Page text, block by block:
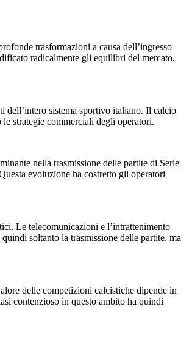
trasformazioni a causa dell’ingresso
radicalmente gli equilibri del mercato,
dell’intero sistema sportivo italiano. Il calcio
strategie commerciali degli operatori.
nella trasmissione delle partite di Serie
evoluzione ha costretto gli operatori
Le telecomunicazioni e l’intrattenimento
soltanto la trasmissione delle partite, ma
delle competizioni calcistiche dipende in
contenzioso in questo ambito ha quindi